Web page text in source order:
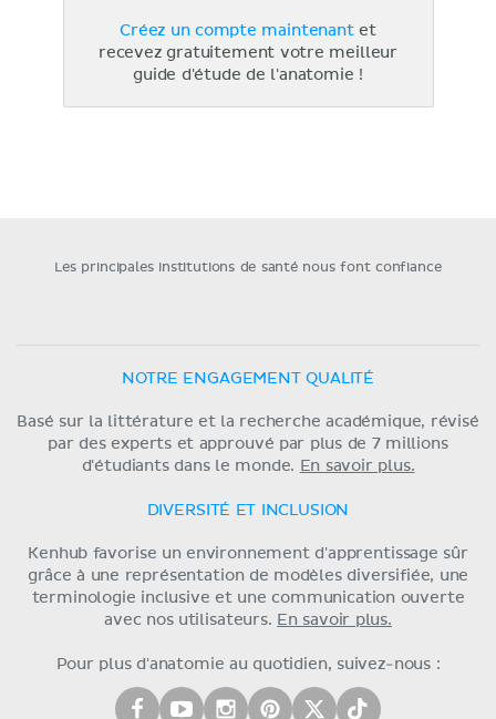
Créez un compte maintenantet
recevez gratuitement votre meilleur
guide d'étude de l'anatomie !
Les principales institutions de santé nous font confiance
NOTRE ENGAGEMENT QUALITÉ
Basé sur la littérature et la recherche académique, révisé
par des experts et approuvé par plus de 7 millions
d'étudiants dans le monde. En savoir plus.
DIVERSITÉ ET INCLUSION
Kenhub favorise un environnement d'apprentissage sûr
grâce à une représentation de modèles diversifiée, une
terminologie inclusive et une communication ouverte
avec nos utilisateurs. En savoir plus.
Pour plus d'anatomie au quotidien, suivez-nous :